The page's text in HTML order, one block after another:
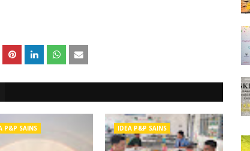
P&P SAINS IDEA P&P SAINS